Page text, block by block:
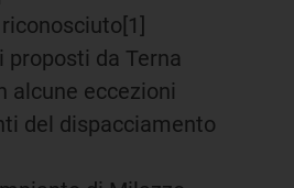
proposti da Terna
alcune eccezioni
del dispacciamento